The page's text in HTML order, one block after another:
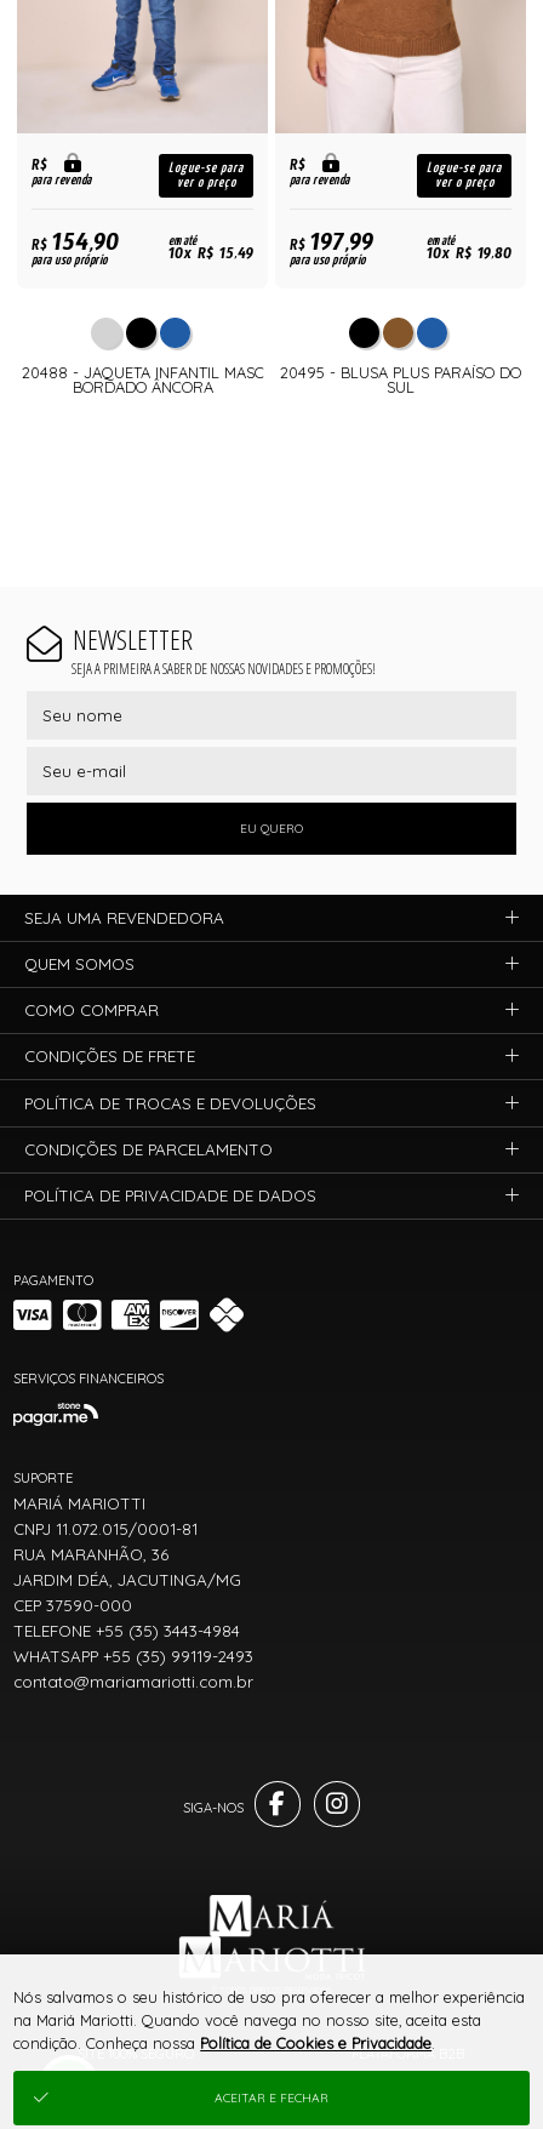
R$
para revenda
Logue-se para
ver o preço
R$154,90
para uso próprio
em até
10x R$ 15,49
20488 - JAQUETA INFANTIL MASC
BORDADO ÂNCORA
R$
para revenda
Logue-se para
ver o preço
R$197,99
para uso próprio
em até
10x R$ 19,80
20495 - BLUSA PLUS PARAÍSO DO
SUL
NEWSLETTER
SEJA A PRIMEIRA A SABER DE NOSSAS NOVIDADES E PROMOÇÕES!
EU QUERO
PAGAMENTO
SERVIÇOS FINANCEIROS
SITE 100% SEGURO PLATAFORMA B2B
SUPORTE
MARIÁ MARIOTTI
CNPJ 11.072.015/0001-81
RUA MARANHÃO, 36
JARDIM DÉA, JACUTINGA/MG
CEP 37590-000
TELEFONE +55 (35) 3443-4984
WHATSAPP +55 (35) 99119-2493
contato@mariamariotti.com.br
SEJA UMA REVENDEDORA
QUEM SOMOS
COMO COMPRAR
CONDIÇÕES DE FRETE
POLÍTICA DE TROCAS E DEVOLUÇÕES
CONDIÇÕES DE PARCELAMENTO
POLÍTICA DE PRIVACIDADE DE DADOS
® TODOS DIREITOS RESERVADOS
Nós salvamos o seu histórico de uso pra oferecer a melhor experiência
na Mariá Mariotti. Quando você navega no nosso site, aceita esta
condição. Conheça nossa Política de Cookies e Privacidade
ACEITAR E FECHAR